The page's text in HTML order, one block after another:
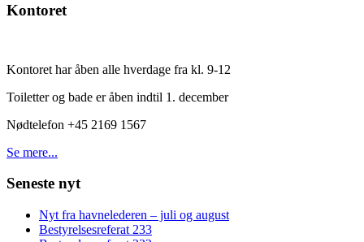
Kontoret
Kontoret har åben alle hverdage fra kl. 9-12
Toiletter og bade er åben indtil 1. december
Nødtelefon +45 2169 1567
Se mere...
Seneste nyt
Nyt fra havnelederen – juli og august
Bestyrelsesreferat 233